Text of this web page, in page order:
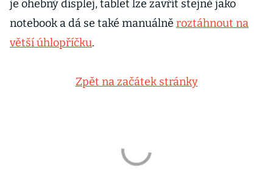
je ohebný displej, tablet lze zavřít stejně jako
notebook a dá se také manuálně roztáhnout na
větší úhlopříčku.
Zpět na začátek stránky